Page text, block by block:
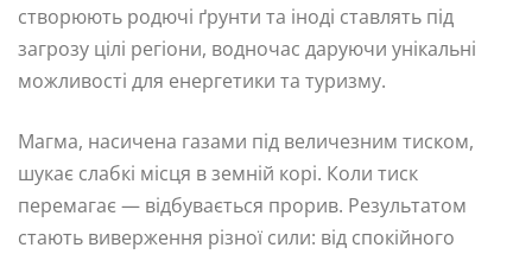
створюють родючі ґрунти та іноді ставлять під
загрозу цілі регіони, водночас даруючи унікальні
можливості для енергетики та туризму.
Магма, насичена газами під величезним тиском,
шукає слабкі місця в земній корі. Коли тиск
перемагає — відбувається прорив. Результатом
стають виверження різної сили: від спокійного